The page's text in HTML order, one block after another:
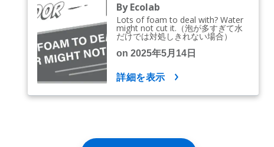
By Ecolab
Lots of foam to deal with? Water
might not cut it.（泡が多すぎて水
だけでは対処しきれない場合）
on 2025年5月14日
詳細を表示